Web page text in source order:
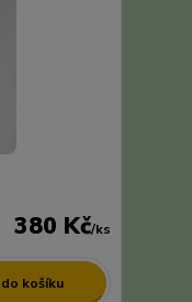
380 Kč/ks
košíku